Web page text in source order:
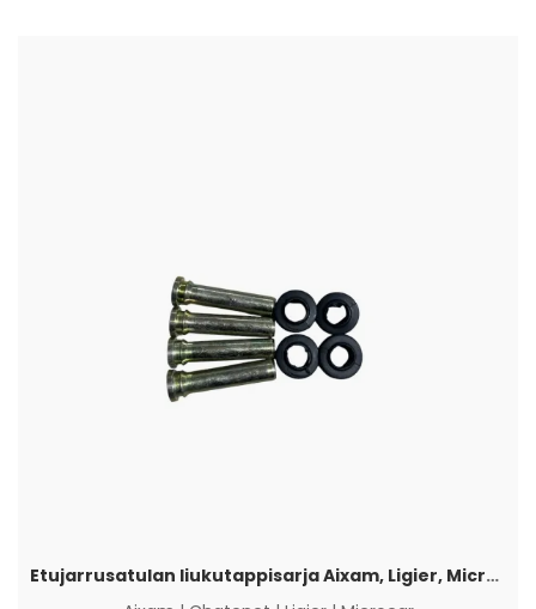
Etujarrusatulan liukutappisarja Aixam, Ligier, Microcar & Chatenet